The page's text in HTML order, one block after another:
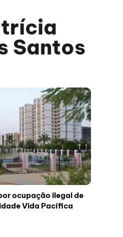
Santos
ocupação ilegal de
Vida Pacífica